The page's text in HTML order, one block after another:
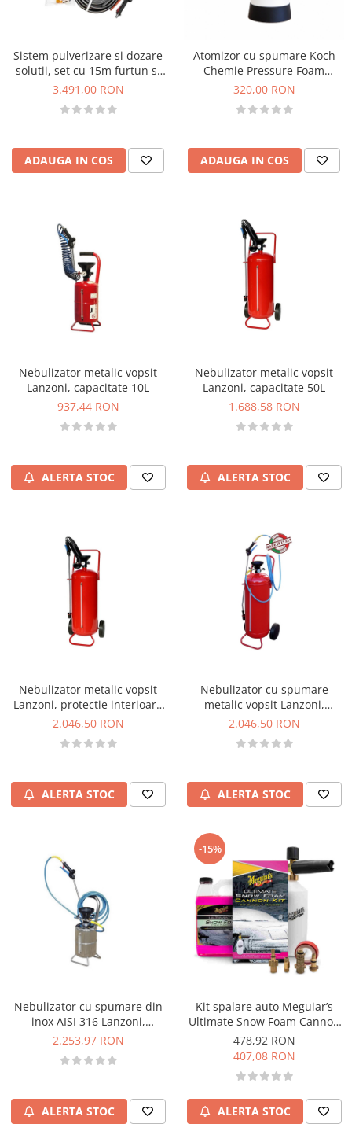
DETAILING RAPID EXTERIOR
Accesorii detailing rapid
ACCESORII EXTERIOR
CONSUMABILE AUTO
Sistem pulverizare si dozare
solutii, set cu 15m furtun si
lance presiune redusa, Koch
3.491,00 RON
ADAUGA IN COS
Atomizor cu spumare Koch
Chemie Pressure Foam
Sprayer, 2L
320,00 RON
ADAUGA IN COS
Nebulizator metalic vopsit
Lanzoni, capacitate 10L
937,44 RON
ALERTA STOC
Nebulizator metalic vopsit
Lanzoni, capacitate 50L
1.688,58 RON
ALERTA STOC
Nebulizator metalic vopsit
Lanzoni, protectie interioara
epoxi plastifiat, capacitate 50L
2.046,50 RON
ALERTA STOC
Nebulizator cu spumare
metalic vopsit Lanzoni,
protectie interioara epoxi
2.046,50 RON
ALERTA STOC
Nebulizator cu spumare din
inox AISI 316 Lanzoni,
capacitate 10L
2.253,97 RON
ALERTA STOC
-15%
Kit spalare auto Meguiar’s
Ultimate Snow Foam Cannon
Kit
478,92 RON
407,08 RON
ALERTA STOC